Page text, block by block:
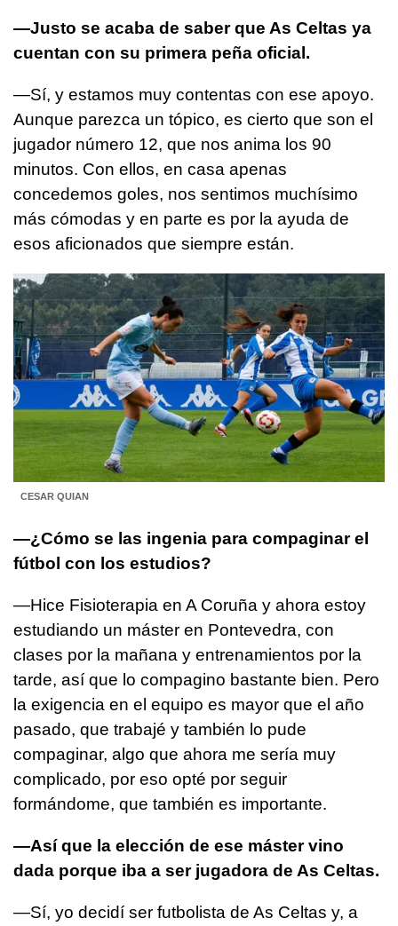
—Justo se acaba de saber que As Celtas ya
cuentan con su primera peña oficial.
—Sí, y estamos muy contentas con ese apoyo.
Aunque parezca un tópico, es cierto que son el
jugador número 12, que nos anima los 90
minutos. Con ellos, en casa apenas
concedemos goles, nos sentimos muchísimo
más cómodas y en parte es por la ayuda de
esos aficionados que siempre están.
CESAR QUIAN
—¿Cómo se las ingenia para compaginar el
fútbol con los estudios?
—Hice Fisioterapia en A Coruña y ahora estoy
estudiando un máster en Pontevedra, con
clases por la mañana y entrenamientos por la
tarde, así que lo compagino bastante bien. Pero
la exigencia en el equipo es mayor que el año
pasado, que trabajé y también lo pude
compaginar, algo que ahora me sería muy
complicado, por eso opté por seguir
formándome, que también es importante.
—Así que la elección de ese máster vino
dada porque iba a ser jugadora de As Celtas.
—Sí, yo decidí ser futbolista de As Celtas y, a